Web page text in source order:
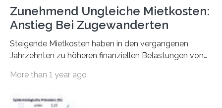
Zunehmend Ungleiche Mietkosten:
Anstieg Bei Zugewanderten
Steigende Mietkosten haben in den vergangenen
Jahrzehnten zu höheren finanziellen Belastungen von
Bundesinstitut für Bevölkerungsforschung (BiB)
gesamten Einkommen zwischen 1990 und 2020 für
More than 1 year ago